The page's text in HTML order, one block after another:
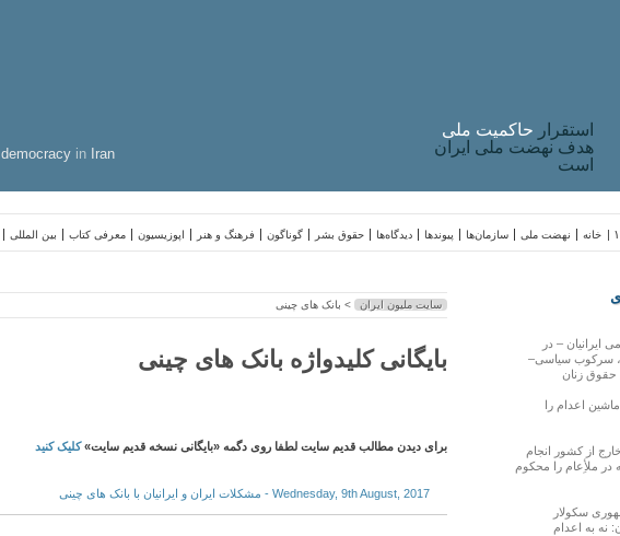
democracy in Iran
استقرار حاکميت ملی
هدف نهضت ملی ایران
است
بین المللی معرفی کتاب اپوزیسیون فرهنگ و هنر گوناگون حقوق بشر دیدگاه‌ها پیوندها سازمان‌ها نهضت ملی خانه
سایت ملیون ایران > بانک های چینی
بایگانی کلیدواژه بانک های چینی
برای دیدن مطالب قدیم سایت لطفا روی دگمه «بایگانی نسخه قدیم سایت»کلیک کنید
Wednesday, 9th August, 2017 - مشکلات ایران و ایرانیان با بانک های چینی
ایرانیان – در
سرکوب سیاسی–
حقوق زنان
اعدام را
از کشور انجام
در ملأِعام را محکوم
سکولار
نه به اعدام